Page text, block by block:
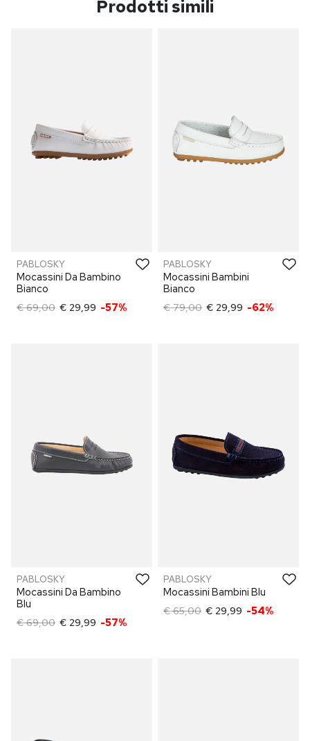
Prodotti simili
PABLOSKY
Mocassini Da Bambino
Bianco
€ 69,00 € 29,99 -57%
PABLOSKY
Mocassini Bambini
Bianco
€ 79,00 € 29,99 -62%
PABLOSKY
Mocassini Da Bambino
Blu
€ 69,00 € 29,99 -57%
PABLOSKY
Mocassini Bambini Blu
€ 65,00 € 29,99 -54%